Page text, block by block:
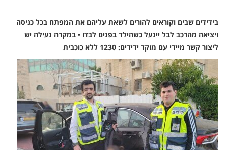
בידידים שבים וקוראים להורים לשאת עליהם את המפתח בכל כניסה
ויציאה מהרכב לבל יינעל כשהילד בפנים לבדו • במקרה נעילה יש
ליצור קשר מיידי עם מוקד ידידים: 1230 ללא כוכבית